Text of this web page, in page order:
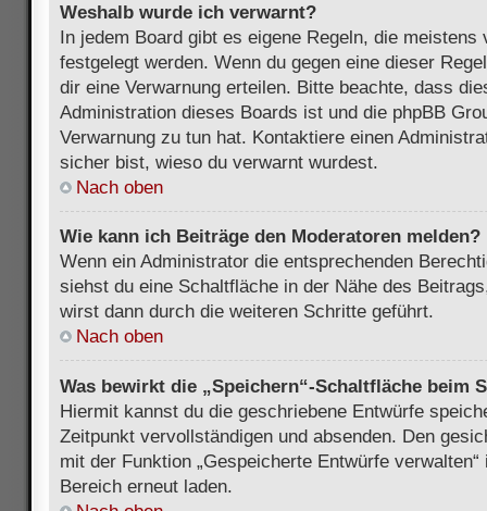
Weshalb wurde ich verwarnt?
In jedem Board gibt es eigene Regeln, die meistens
festgelegt werden. Wenn du gegen eine dieser
dir eine Verwarnung erteilen. Bitte beachte, dass
Administration dieses Boards ist und die phpBB
Verwarnung zu tun hat. Kontaktiere einen
sicher bist, wieso du verwarnt wurdest.
Nach oben
Wie kann ich Beiträge den Moderatoren melden?
Wenn ein Administrator die entsprechenden
siehst du eine Schaltfläche in der Nähe des
wirst dann durch die weiteren Schritte geführt.
Nach oben
Was bewirkt die „Speichern“-Schaltfläche beim
Hiermit kannst du die geschriebene Entwürfe
Zeitpunkt vervollständigen und absenden. Den
mit der Funktion „Gespeicherte Entwürfe
Bereich erneut laden.